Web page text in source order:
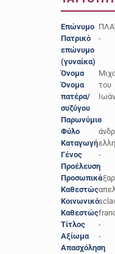
Επώνυμο
Πατρικό
επώνυμο
(γυναίκα)
-
Όνομα
Όνομα
πατέρα/
συζύγου
του
Παρωνύμιο
-
Φύλο
Καταγωγή
Γένος
-
Προέλευση-
Προσωπικό
Καθεστώς
Κοινωνικό
Καθεστώς
Τίτλος
-
Αξίωμα
-
Απασχόληση
-